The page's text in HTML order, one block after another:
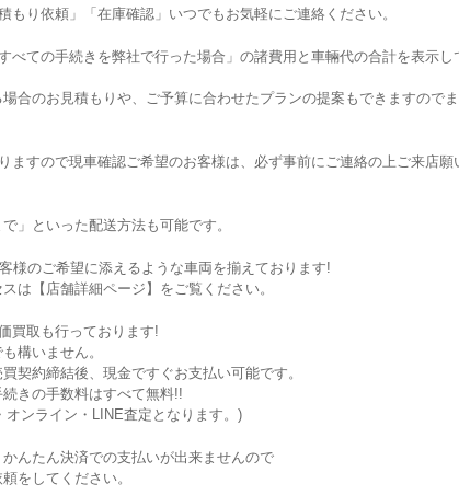
もり依頼」「在庫確認」いつでもお気軽にご連絡ください。
べての手続きを弊社で行った場合」の諸費用と車輛代の合計を表示し
合のお見積もりや、ご予算に合わせたプランの提案もできますので
ますので現車確認ご希望のお客様は、必ず事前にご連絡の上ご来店願
」といった配送方法も可能です。
様のご希望に添えるような車両を揃えております!
は【店舗詳細ページ】をご覧ください。
買取も行っております!
構いません。
契約締結後、現金ですぐお支払い可能です。
きの手数料はすべて無料!!
ンライン・LINE査定となります。)
んたん決済での支払いが出来ませんので
をしてください。